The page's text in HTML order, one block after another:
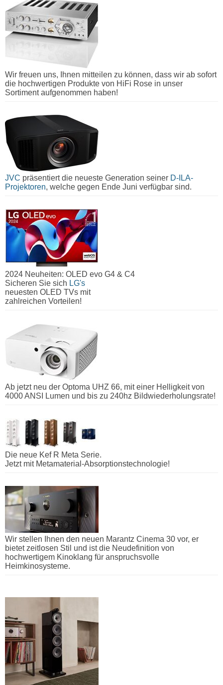
Wir freuen uns, Ihnen mitteilen zu können, dass wir ab sofort
die hochwertigen Produkte von HiFi Rose in unser
Sortiment aufgenommen haben!
JVC präsentiert die neueste Generation seiner D-ILA-
Projektoren, welche gegen Ende Juni verfügbar sind.
2024 Neuheiten: OLED evo G4 & C4
Sicheren Sie sich LG's
neuesten OLED TVs mit
zahlreichen Vorteilen!
Ab jetzt neu der Optoma UHZ 66, mit einer Helligkeit von
4000 ANSI Lumen und bis zu 240hz Bildwiederholungsrate!
Die neue Kef R Meta Serie.
Jetzt mit Metamaterial-Absorptionstechnologie!
Wir stellen Ihnen den neuen Marantz Cinema 30 vor, er
bietet zeitlosen Stil und ist die Neudefinition von
hochwertigem Kinoklang für anspruchsvolle
Heimkinosysteme.